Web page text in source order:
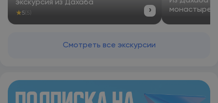
экскурсия из Дахаба
★5 (5) ›
монастыре
Смотреть все экскурсии